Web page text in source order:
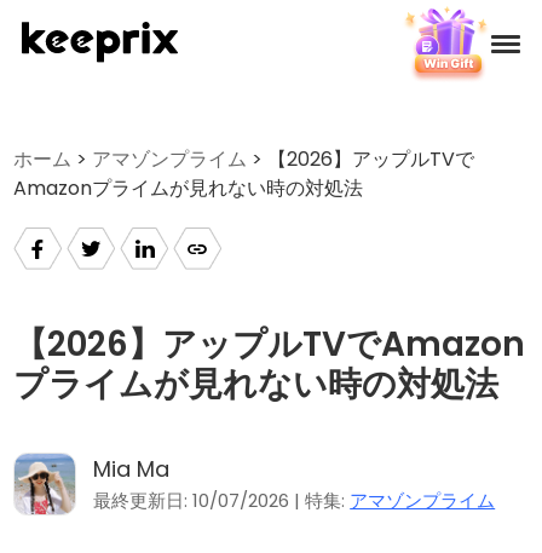
レビュー
料金
サポート
使い方
ダウンロード
ホーム > アマゾンプライム > 【2026】アップルTVで
Amazonプライムが見れない時の対処法
【2026】アップルTVでAmazon
プライムが見れない時の対処法
Mia Ma
最終更新日: 10/07/2026 | 特集: アマゾンプライム